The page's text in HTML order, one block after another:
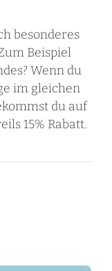
besonderes
Beispiel
Wenn du
im gleichen
du auf
15% Rabatt.